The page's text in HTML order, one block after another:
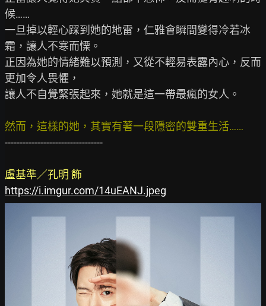
候……
一旦掉以輕心踩到她的地雷，仁雅會瞬間變得冷若冰
霜，讓人不寒而慄。
正因為她的情緒難以預測，又從不輕易表露內心，反而
更加令人畏懼，
讓人不自覺緊張起來，她就是這一帶最瘋的女人。
然而，這樣的她，其實有著一段隱密的雙重生活……
---------------------------------
盧基準／孔明 飾
https://i.imgur.com/14uEANJ.jpeg